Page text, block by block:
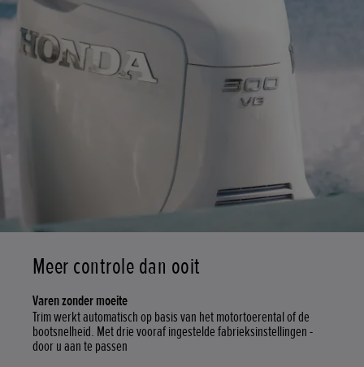
Meer controle dan ooit
Varen zonder moeite
Trim werkt automatisch op basis van het motortoerental of de
bootsnelheid. Met drie vooraf ingestelde fabrieksinstellingen -
door u aan te passen